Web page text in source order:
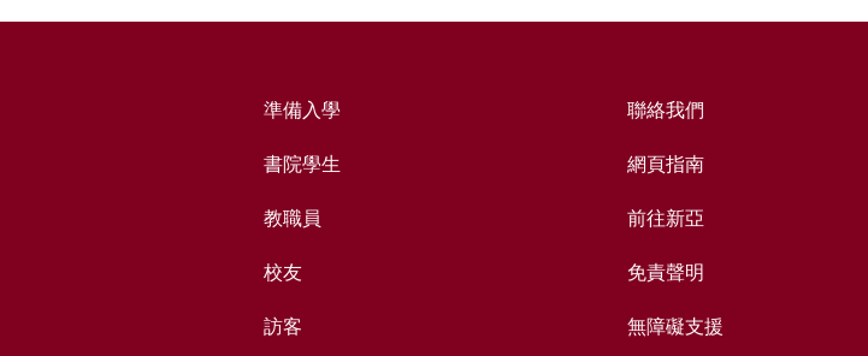
準備入學
書院學生
教職員
校友
訪客
聯絡我們
網頁指南
前往新亞
免責聲明
無障礙支援